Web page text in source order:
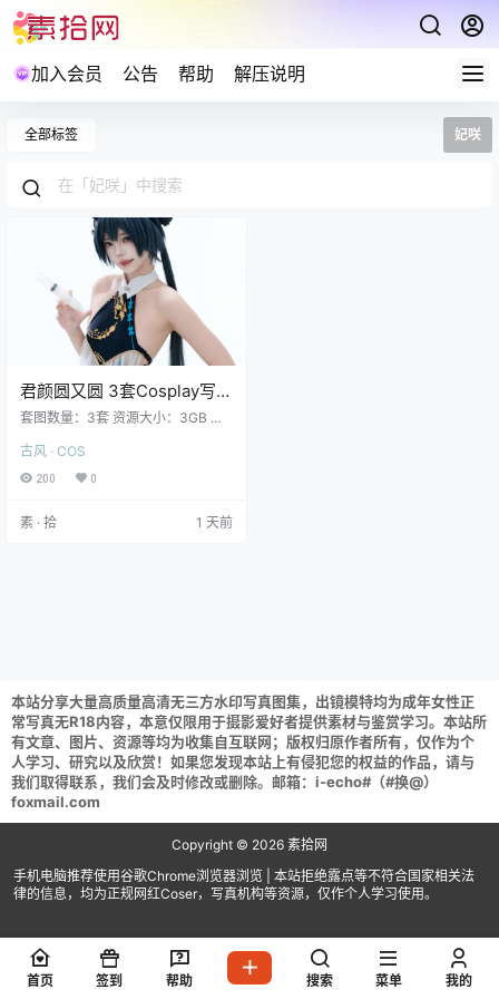
加入会员 公告 帮助 解压说明
全部标签 妃咲
君颜圆又圆 3套Cosplay写真
合集 3GB
套图数量：3套 资源大小：3GB 君
0P5V 818MB]君颜圆又圆 NO.002
龙华妃咲 [153P3V 1GB]君颜圆又圆
为7z在进行解压 (tar格式直接解压)
古风 · COS
200 0
素 · 拾 1 天前
本站分享大量高质量高清无三方水印写真图集，出镜模特均为成年女性正
常写真无R18内容，本意仅限用于摄影爱好者提供素材与鉴赏学习。本站所
有文章、图片、资源等均为收集自互联网；版权归原作者所有，仅作为个
人学习、研究以及欣赏！如果您发现本站上有侵犯您的权益的作品，请与
我们取得联系，我们会及时修改或删除。邮箱：i-echo#（#换@）
foxmail.com
Copyright © 2026 素拾网
手机电脑推荐使用谷歌Chrome浏览器浏览 | 本站拒绝露点等不符合国家相关法
律的信息，均为正规网红Coser，写真机构等资源，仅作个人学习使用。
首页 签到 帮助 搜索 菜单 我的